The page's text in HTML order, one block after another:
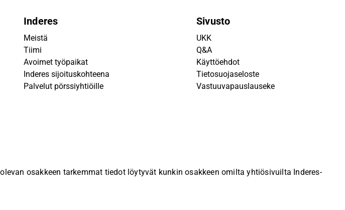
Inderes
Meistä
Tiimi
Avoimet työpaikat
Inderes sijoituskohteena
Palvelut pörssiyhtiöille
Sivusto
UKK
Q&A
Käyttöehdot
Tietosuojaseloste
Vastuuvapauslauseke
osakkeen tarkemmat tiedot löytyvät kunkin osakkeen omilta yhtiösivuilta Inderes-